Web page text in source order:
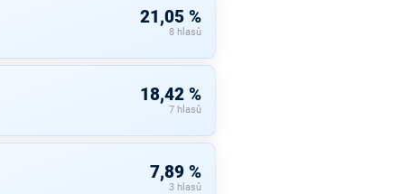
21,05 %
8 hlasů
18,42 %
7 hlasů
7,89 %
3 hlasů